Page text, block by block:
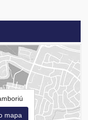
mapa